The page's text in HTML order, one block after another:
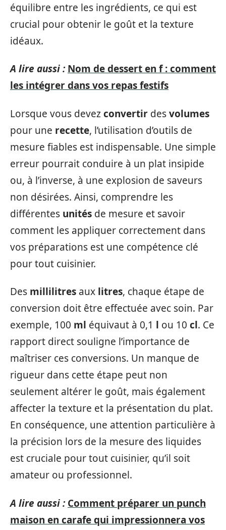
équilibre entre les ingrédients, ce qui est
crucial pour obtenir le goût et la texture
idéaux.
A lire aussi : Nom de dessert en f : comment
les intégrer dans vos repas festifs
Lorsque vous devezconvertir desvolumes
pour une recette, l’utilisation d’outils de
mesure fiables est indispensable. Une simple
erreur pourrait conduire à un plat insipide
ou, à l’inverse, à une explosion de saveurs
non désirées. Ainsi, comprendre les
différentes unités de mesure et savoir
comment les appliquer correctement dans
vos préparations est une compétence clé
pour tout cuisinier.
Des millilitres aux litres, chaque étape de
conversion doit être effectuée avec soin. Par
exemple, 100 ml équivaut à 0,1 l ou 10 cl. Ce
rapport direct souligne l’importance de
maîtriser ces conversions. Un manque de
rigueur dans cette étape peut non
seulement altérer le goût, mais également
affecter la texture et la présentation du plat.
En conséquence, une attention particulière à
la précision lors de la mesure des liquides
est cruciale pour tout cuisinier, qu’il soit
amateur ou professionnel.
A lire aussi : Comment préparer un punch
maison en carafe qui impressionnera vos